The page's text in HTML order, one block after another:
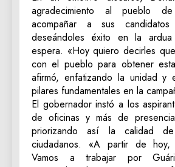
agradecimiento al pueblo
acompañar a sus
deseándoles éxito en la
espera. «Hoy quiero decirles
con el pueblo para obtener
afirmó, enfatizando la unidad y
pilares fundamentales en la
El gobernador instó a los
de oficinas y más de
priorizando así la calidad
ciudadanos. «A partir de hoy,
Vamos a trabajar por